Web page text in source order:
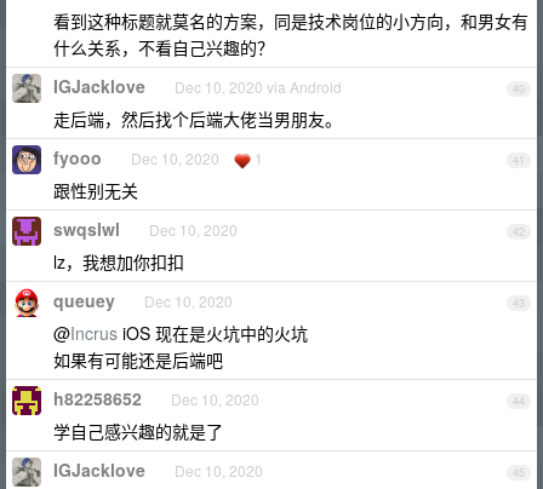
看到这种标题就莫名的方案，同是技术岗位的小方向，和男女有
什么关系，不看自己兴趣的？
40
IGJacklove Dec 10, 2020 via Android
走后端，然后找个后端大佬当男朋友。
41
fyooo Dec 10, 2020 1
跟性别无关
42
swqslwl Dec 10, 2020
lz，我想加你扣扣
43
queuey Dec 10, 2020
@Incrus iOS 现在是火坑中的火坑
如果有可能还是后端吧
44
h82258652 Dec 10, 2020
学自己感兴趣的就是了
45
IGJacklove Dec 10, 2020